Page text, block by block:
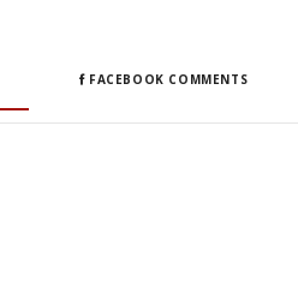
FACEBOOK COMMENTS